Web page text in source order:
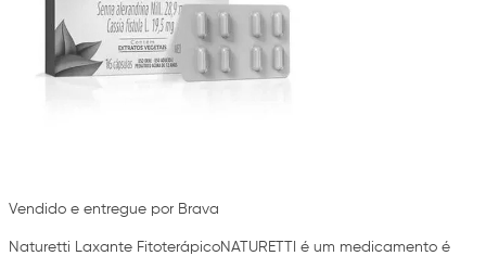
Vendido e entregue por Brava
Naturetti Laxante FitoterápicoNATURETTI é um medicamento é